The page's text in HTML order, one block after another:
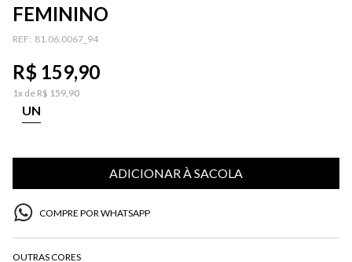
FEMININO
: 81.06.0067_94
R$ 159,90
1x de R$ 159,90
UN
ADICIONAR À SACOLA
COMPRE POR WHATSAPP